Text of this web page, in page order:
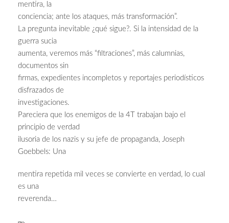
mentira, la
conciencia; ante los ataques, más transformación”.
La pregunta inevitable ¿qué sigue?. Si la intensidad de la
guerra sucia
aumenta, veremos más “filtraciones”, más calumnias,
documentos sin
firmas, expedientes incompletos y reportajes periodísticos
disfrazados de
investigaciones.
Pareciera que los enemigos de la 4T trabajan bajo el
principio de verdad
ilusoria de los nazis y su jefe de propaganda, Joseph
Goebbels: Una
mentira repetida mil veces se convierte en verdad, lo cual
es una
reverenda…